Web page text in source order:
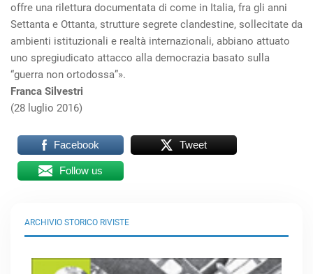
offre una rilettura documentata di come in Italia, fra gli anni
Settanta e Ottanta, strutture segrete clandestine, sollecitate da
ambienti istituzionali e realtà internazionali, abbiano attuato
uno spregiudicato attacco alla democrazia basato sulla
“guerra non ortodossa”».
Franca Silvestri
(28 luglio 2016)
Facebook Tweet
Follow us
ARCHIVIO STORICO RIVISTE